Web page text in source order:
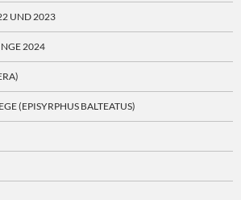
UND 2023
2024
(EPISYRPHUS BALTEATUS)